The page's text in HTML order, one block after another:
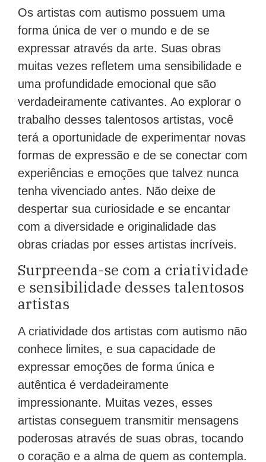
Os artistas com autismo possuem uma
forma única de ver o mundo e de se
expressar através da arte. Suas obras
muitas vezes refletem uma sensibilidade e
uma profundidade emocional que são
verdadeiramente cativantes. Ao explorar o
trabalho desses talentosos artistas, você
terá a oportunidade de experimentar novas
formas de expressão e de se conectar com
experiências e emoções que talvez nunca
tenha vivenciado antes. Não deixe de
despertar sua curiosidade e se encantar
com a diversidade e originalidade das
obras criadas por esses artistas incríveis.
Surpreenda-se com a criatividade
e sensibilidade desses talentosos
artistas
A criatividade dos artistas com autismo não
conhece limites, e sua capacidade de
expressar emoções de forma única e
autêntica é verdadeiramente
impressionante. Muitas vezes, esses
artistas conseguem transmitir mensagens
poderosas através de suas obras, tocando
o coração e a alma de quem as contempla.